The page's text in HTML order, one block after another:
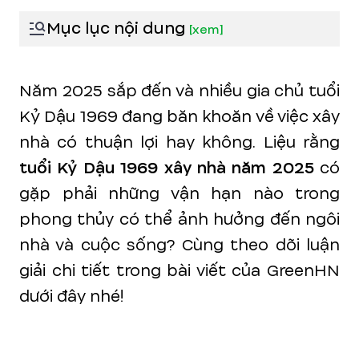
Mục lục nội dung [xem]
Năm 2025 sắp đến và nhiều gia chủ tuổi
Kỷ Dậu 1969 đang băn khoăn về việc xây
nhà có thuận lợi hay không. Liệu rằng
tuổi Kỷ Dậu 1969 xây nhà năm 2025có
gặp phải những vận hạn nào trong
phong thủy có thể ảnh hưởng đến ngôi
nhà và cuộc sống? Cùng theo dõi luận
giải chi tiết trong bài viết của GreenHN
dưới đây nhé!